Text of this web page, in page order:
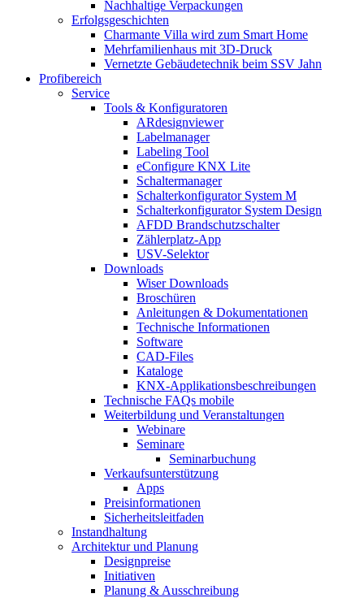
Nachhaltige Verpackungen
Erfolgsgeschichten
Charmante Villa wird zum Smart Home
Mehrfamilienhaus mit 3D-Druck
Vernetzte Gebäudetechnik beim SSV Jahn
Profibereich
Service
Tools & Konfiguratoren
ARdesignviewer
Labelmanager
Labeling Tool
eConfigure KNX Lite
Schaltermanager
Schalterkonfigurator System M
Schalterkonfigurator System Design
AFDD Brandschutzschalter
Zählerplatz-App
USV-Selektor
Downloads
Wiser Downloads
Broschüren
Anleitungen & Dokumentationen
Technische Informationen
Software
CAD-Files
Kataloge
KNX-Applikationsbeschreibungen
Technische FAQs mobile
Weiterbildung und Veranstaltungen
Webinare
Seminare
Seminarbuchung
Verkaufsunterstützung
Apps
Preisinformationen
Sicherheitsleitfaden
Instandhaltung
Architektur und Planung
Designpreise
Initiativen
Planung & Ausschreibung